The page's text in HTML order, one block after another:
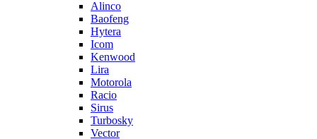
Alinco
Baofeng
Hytera
Icom
Kenwood
Lira
Motorola
Racio
Sirus
Turbosky
Vector